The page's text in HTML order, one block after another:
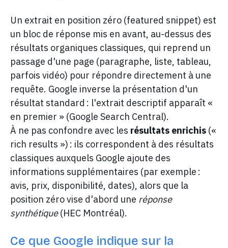
Un extrait en position zéro (featured snippet) est
un bloc de réponse mis en avant, au-dessus des
résultats organiques classiques, qui reprend un
passage d'une page (paragraphe, liste, tableau,
parfois vidéo) pour répondre directement à une
requête. Google inverse la présentation d'un
résultat standard : l'extrait descriptif apparaît «
en premier » (Google Search Central).
À ne pas confondre avec les résultats enrichis(«
rich results ») : ils correspondent à des résultats
classiques auxquels Google ajoute des
informations supplémentaires (par exemple :
avis, prix, disponibilité, dates), alors que la
position zéro vise d'abord une réponse
synthétique(HEC Montréal).
Ce que Google indique sur la